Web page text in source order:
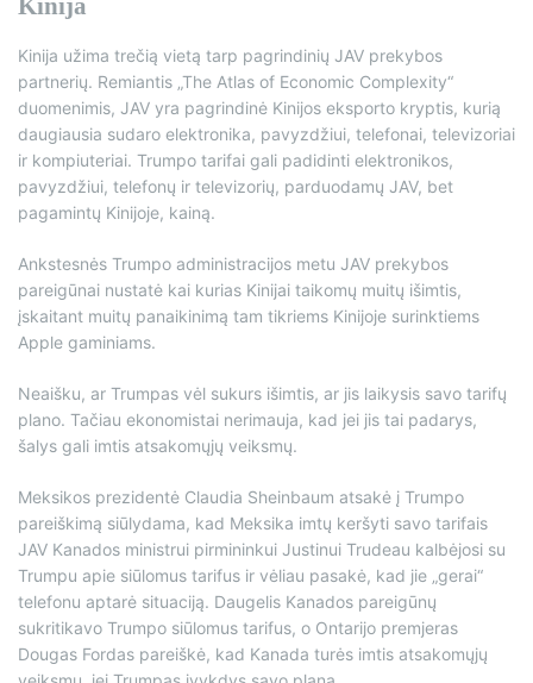
Kinija
Kinija užima trečią vietą tarp pagrindinių JAV prekybos
partnerių. Remiantis „The Atlas of Economic Complexity“
duomenimis, JAV yra pagrindinė Kinijos eksporto kryptis, kurią
daugiausia sudaro elektronika, pavyzdžiui, telefonai, televizoriai
ir kompiuteriai. Trumpo tarifai gali padidinti elektronikos,
pavyzdžiui, telefonų ir televizorių, parduodamų JAV, bet
pagamintų Kinijoje, kainą.
Ankstesnės Trumpo administracijos metu JAV prekybos
pareigūnai nustatė kai kurias Kinijai taikomų muitų išimtis,
įskaitant muitų panaikinimą tam tikriems Kinijoje surinktiems
Apple gaminiams.
Neaišku, ar Trumpas vėl sukurs išimtis, ar jis laikysis savo tarifų
plano. Tačiau ekonomistai nerimauja, kad jei jis tai padarys,
šalys gali imtis atsakomųjų veiksmų.
Meksikos prezidentė Claudia Sheinbaum atsakė į Trumpo
pareiškimą siūlydama, kad Meksika imtų keršyti savo tarifais
JAV Kanados ministrui pirmininkui Justinui Trudeau kalbėjosi su
Trumpu apie siūlomus tarifus ir vėliau pasakė, kad jie „gerai“
telefonu aptarė situaciją. Daugelis Kanados pareigūnų
sukritikavo Trumpo siūlomus tarifus, o Ontarijo premjeras
Dougas Fordas pareiškė, kad Kanada turės imtis atsakomųjų